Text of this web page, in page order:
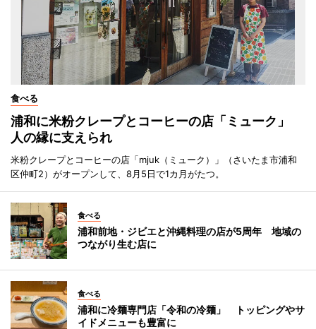
食べる
浦和に米粉クレープとコーヒーの店「ミューク」
人の縁に支えられ
米粉クレープとコーヒーの店「mjuk（ミューク）」（さいたま市浦和
区仲町2）がオープンして、8月5日で1カ月がたつ。
食べる
浦和前地・ジビエと沖縄料理の店が5周年 地域の
つながり生む店に
食べる
浦和に冷麺専門店「令和の冷麺」 トッピングやサ
イドメニューも豊富に